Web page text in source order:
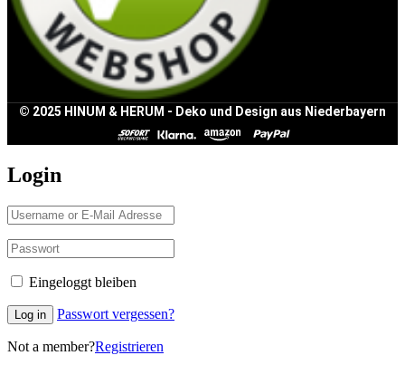
© 2025 HINUM & HERUM - Deko und Design aus Niederbayern
Login
Eingeloggt bleiben
Log in Passwort vergessen?
Not a member?Registrieren